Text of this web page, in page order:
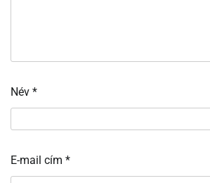
Név *
E-mail cím *